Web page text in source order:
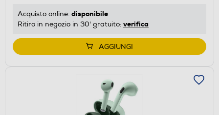
Acquisto online: disponibile
Ritiro in negozio in 30' gratuito: verifica
AGGIUNGI